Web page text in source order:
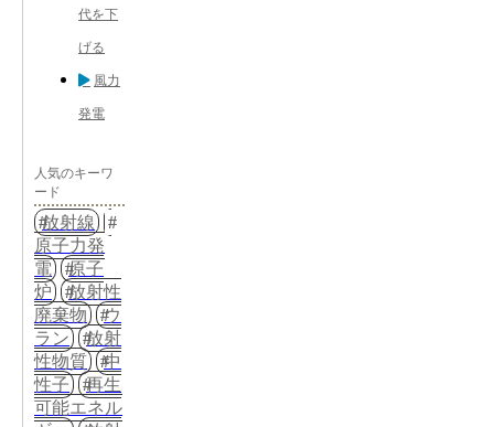
代を下
げる
風力
発電
人気のキーワ
ード
放射線
原子力発
電
原子
炉
放射性
廃棄物
ウ
ラン
放射
性物質
中
性子
再生
可能エネル